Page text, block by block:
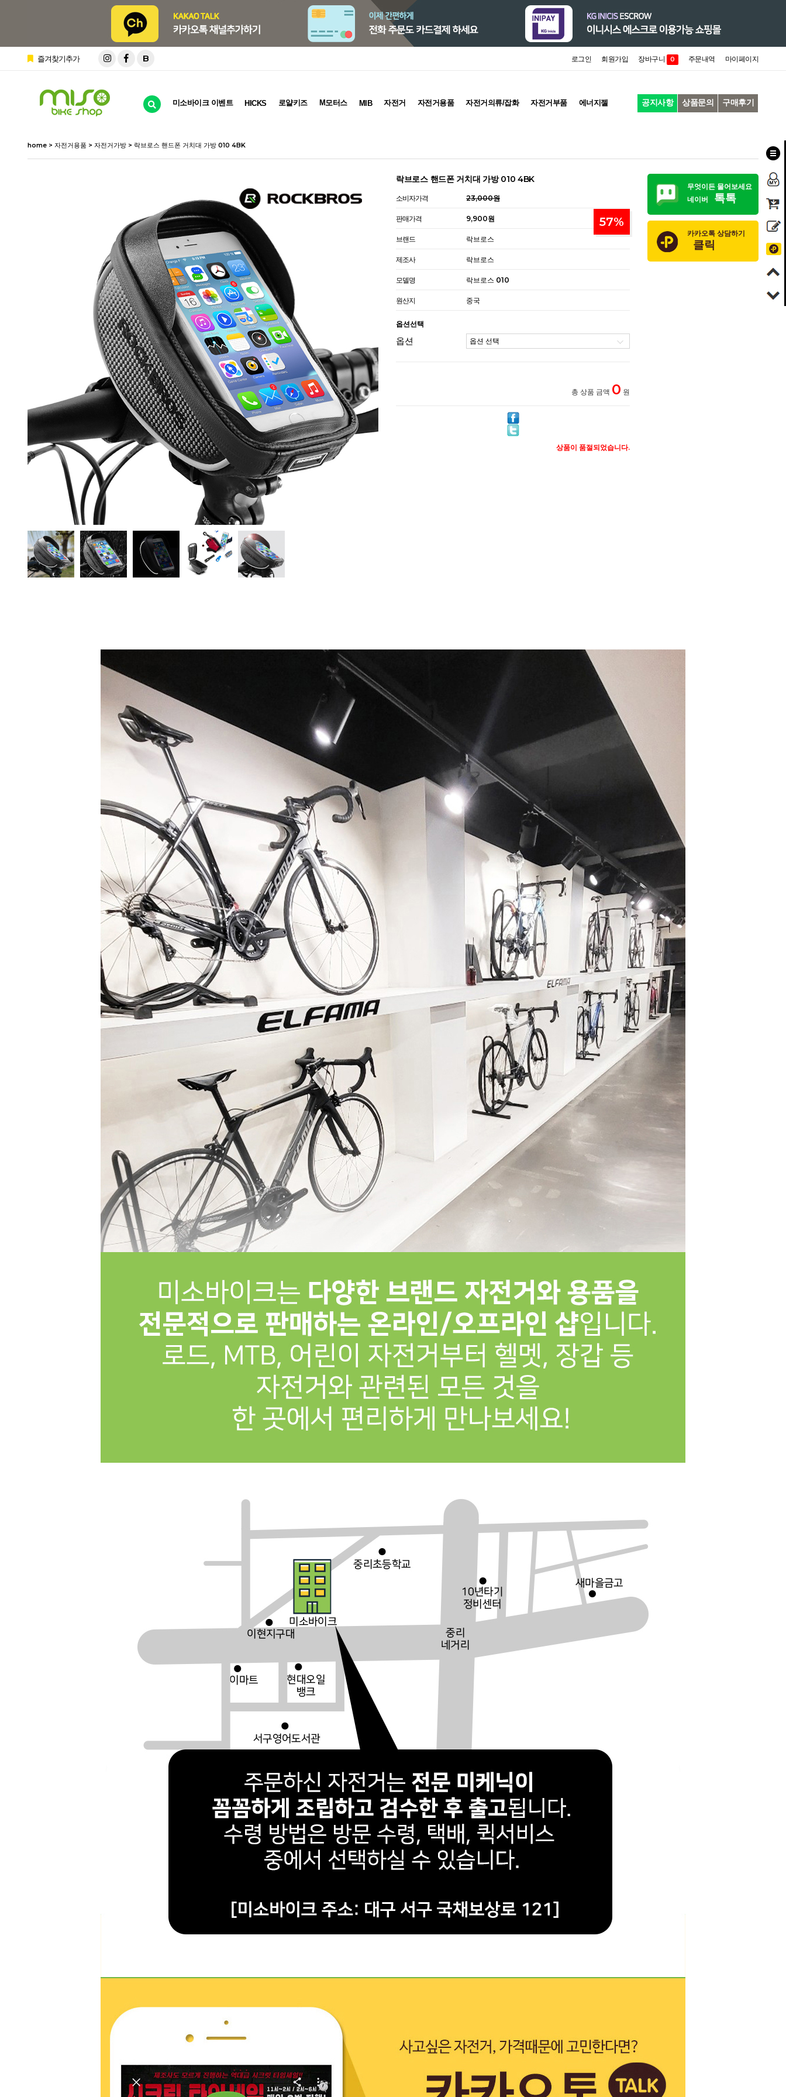
즐겨찾기추가 B 로그인 회원가입 장바구니 0 주문내역 마이페이지
미소바이크 이벤트 HICKS 로얄키즈 M모터스 MIB 자전거 자전거용품 자전거의류/잡화 자전거부품 에너지젤 공지사항 상품문의 구매후기
home > 자전거용품 > 자전거가방 > 락브로스 핸드폰 거치대 가방 010 4BK
락브로스 핸드폰 거치대 가방 010 4BK
소비자가격 23,000원
57%
판매가격 9,900원
브랜드 락브로스
제조사 락브로스
모델명 락브로스 010
원산지 중국
옵션선택
옵션
총 상품 금액 0 원
상품이 품절되었습니다.
무엇이든 물어보세요
네이버
톡톡
카카오톡 상담하기
클릭